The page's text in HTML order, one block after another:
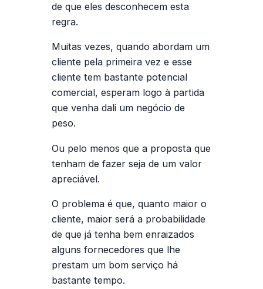
de que eles desconhecem esta
regra.
Muitas vezes, quando abordam um
cliente pela primeira vez e esse
cliente tem bastante potencial
comercial, esperam logo à partida
que venha dali um negócio de
peso.
Ou pelo menos que a proposta que
tenham de fazer seja de um valor
apreciável.
O problema é que, quanto maior o
cliente, maior será a probabilidade
de que já tenha bem enraizados
alguns fornecedores que lhe
prestam um bom serviço há
bastante tempo.